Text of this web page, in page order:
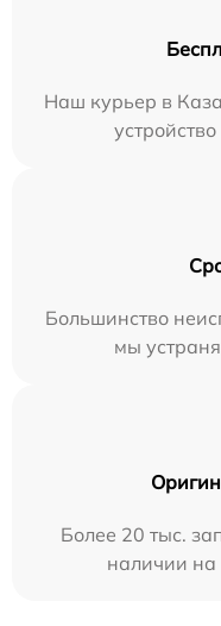
Наш курьер в
Большинство
мы
Более 20 тыс.
наличии на